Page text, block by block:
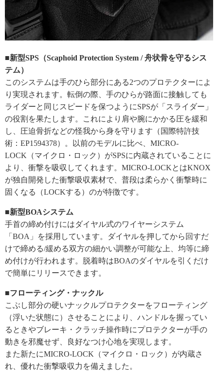
■新型SPS（Scaphoid Protection System / 舟状骨を守るシス
テム）
このシステムは手のひら部分にある2つのプロテクターによ
り実現されます。転倒の際、手のひらが路面に接触しても
ライダーと同じスピードを保つようにSPSが「スライダー」
の役割を果たします。これにより肩や腕にかかる圧を緩和
し、圧迫骨折などの怪我から身を守ります（国際特許技
術：EP1594378）。以前のモデルに比べ、MICRO-
LOCK（マイクロ・ロック）がSPSに内蔵されていることに
より、衝撃を吸収してくれます。MICRO-LOCKとはKNOX
が独自開発した衝撃吸収素材で、普段は柔らかく衝撃時に
固くなる（LOCKする）のが特徴です。
■新型BOAシステム
手首の締め付けにはダイヤル式のワイヤーシステム
「BOA」を採用しています。ダイヤルを押してから回すだ
けで締める/緩める双方の細かい調整が可能な上、均等に締
め付けが行われます。脱着時はBOAのダイヤルを引くだけ
で簡単にリリースできます。
■フローティング・ナックル
こぶし部分の硬いナックルプロテクターをフローティング
（浮いた状態に）させることにより、ハンドルを握ってい
るときやブレーキ・クラッチ操作時にプロテクターが手の
動きを邪魔せず、良好なつけ心地を実現します。
また新たにMICRO-LOCK（マイクロ・ロック）が内蔵さ
れ、優れた衝撃吸収力を備えました。